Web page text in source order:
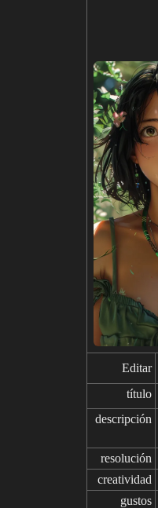
Editar
título
descripción
resolución
creatividad
gustos